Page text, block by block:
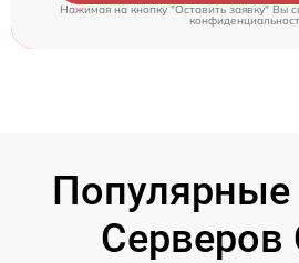
Нажимая на кнопку "Оставить заявку" Вы
Серверов